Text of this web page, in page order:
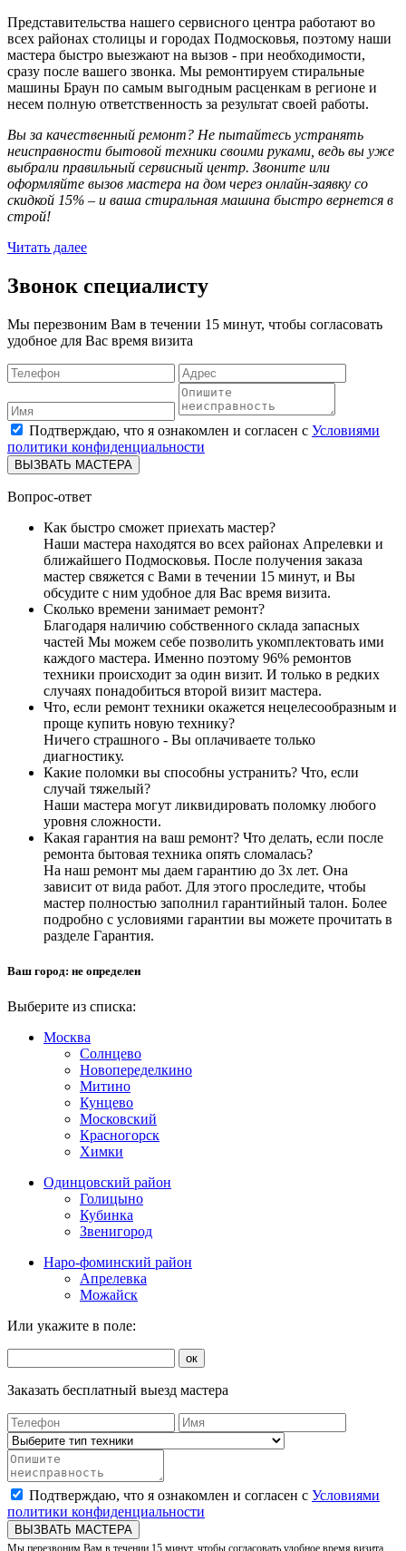
Представительства нашего сервисного центра работают во
всех районах столицы и городах Подмосковья, поэтому наши
мастера быстро выезжают на вызов - при необходимости,
сразу после вашего звонка. Мы ремонтируем стиральные
машины Браун по самым выгодным расценкам в регионе и
несем полную ответственность за результат своей работы.
Вы за качественный ремонт? Не пытайтесь устранять
неисправности бытовой техники своими руками, ведь вы уже
выбрали правильный сервисный центр. Звоните или
оформляйте вызов мастера на дом через онлайн-заявку со
скидкой 15% – и ваша стиральная машина быстро вернется в
строй!
Читать далее
Звонок специалисту
Мы перезвоним Вам в течении 15 минут, чтобы согласовать
удобное для Вас время визита
Подтверждаю, что я ознакомлен и согласен с Условиями
политики конфиденциальности
ВЫЗВАТЬ МАСТЕРА
Вопрос-ответ
Как быстро сможет приехать мастер?
Наши мастера находятся во всех районах Апрелевки и
ближайшего Подмосковья. После получения заказа
мастер свяжется с Вами в течении 15 минут, и Вы
обсудите с ним удобное для Вас время визита.
Сколько времени занимает ремонт?
Благодаря наличию собственного склада запасных
частей Мы можем себе позволить укомплектовать ими
каждого мастера. Именно поэтому 96% ремонтов
техники происходит за один визит. И только в редких
случаях понадобиться второй визит мастера.
Что, если ремонт техники окажется нецелесообразным и
проще купить новую технику?
Ничего страшного - Вы оплачиваете только
диагностику.
Какие поломки вы способны устранить? Что, если
случай тяжелый?
Наши мастера могут ликвидировать поломку любого
уровня сложности.
Какая гарантия на ваш ремонт? Что делать, если после
ремонта бытовая техника опять сломалась?
На наш ремонт мы даем гарантию до 3х лет. Она
зависит от вида работ. Для этого проследите, чтобы
мастер полностью заполнил гарантийный талон. Более
подробно с условиями гарантии вы можете прочитать в
разделе Гарантия.
Ваш город: не определен
Выберите из списка:
Москва
Солнцево
Новопеределкино
Митино
Кунцево
Московский
Красногорск
Химки
Одинцовский район
Голицыно
Кубинка
Звенигород
Наро-фоминский район
Апрелевка
Можайск
Или укажите в поле:
ок
Заказать бесплатный выезд мастера
Подтверждаю, что я ознакомлен и согласен с Условиями
политики конфиденциальности
ВЫЗВАТЬ МАСТЕРА
Мы перезвоним Вам в течении 15 минут, чтобы согласовать удобное время визита.